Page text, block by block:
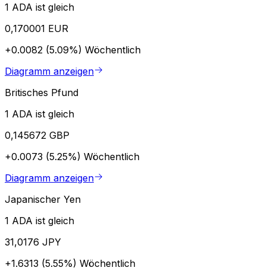
1 ADA ist gleich
0,170001 EUR
+0.0082 (5.09%) Wöchentlich
Diagramm anzeigen
Britisches Pfund
1 ADA ist gleich
0,145672 GBP
+0.0073 (5.25%) Wöchentlich
Diagramm anzeigen
Japanischer Yen
1 ADA ist gleich
31,0176 JPY
+1.6313 (5.55%) Wöchentlich